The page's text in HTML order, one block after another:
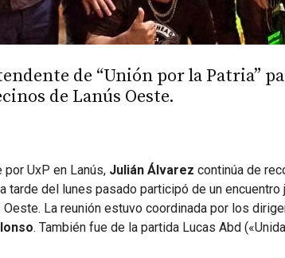
de “Unión por la Patria”
de Lanús Oeste.
por UxP en Lanús, Julián Álvarez continúa de
tarde del lunes pasado participó de un encuentro
Oeste. La reunión estuvo coordinada por los
. También fue de la partida Lucas Abd